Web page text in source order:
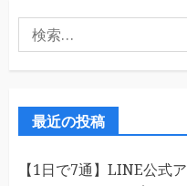
索:
最近の投稿
【1日で7通】LINE公式